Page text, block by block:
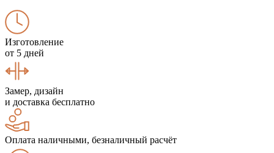
Изготовление
от 5 дней
Замер, дизайн
и доставка бесплатно
Оплата наличными, безналичный расчёт